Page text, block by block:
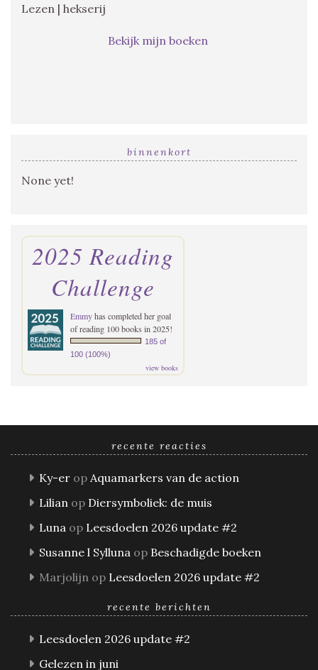
Lezen | hekserij
Bekijk mijn boeken
binnenkort
None yet!
2025 Reading
Challenge
Emmyhas completed her goal
of reading 100 books in 2025!
185 of
100 (100%)
view books
recente reacties
Ky-er op Aquamarkers van de action
Lilian op Diersymboliek: de muis
Luna op Leesdoelen 2026 update #2
Susanne l Sylluna op Beschadigde boeken
Marjolijn op Leesdoelen 2026 update #2
recente berichten
Leesdoelen 2026 update #2
Gelezen in juni